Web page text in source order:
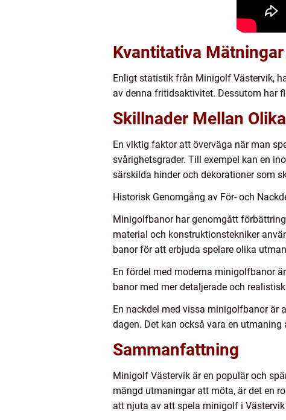
Kvantitativa
Enligt statistik från Minigolf Västervik,
av denna fritidsaktivitet. Dessutom har
Skillnader Mellan
En viktig faktor att överväga när man
svårighetsgrader. Till exempel kan en
särskilda hinder och dekorationer som
Historisk Genomgång av För- och
Minigolfbanor har genomgått
material och konstruktionstekniker
banor för att erbjuda spelare olika
En fördel med moderna minigolfbanor
banor med mer detaljerade och
En nackdel med vissa minigolfbanor är
dagen. Det kan också vara en
Sammanfattning
Minigolf Västervik är en populär och
mängd utmaningar att möta, är det en
att njuta av att spela minigolf i